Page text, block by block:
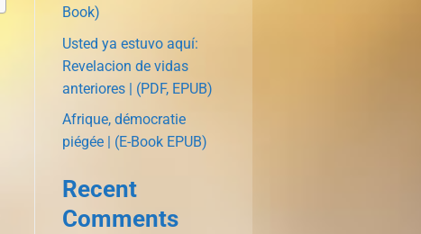
Book)
Usted ya estuvo aquí:
Revelacion de vidas
anteriores | (PDF, EPUB)
Afrique, démocratie
piégée | (E-Book EPUB)
Recent
Comments